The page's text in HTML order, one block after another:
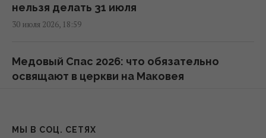
07:10 среда, 05 августа 2026
пику (карта)
06:30 среда, 05 августа 2026
некоторые города уже активно готовятся к
нельзя делать 31 июля
30 июля 2026, 18:59
Медовый Спас 2026: что обязательно
освящают в церкви на Маковея
Почему 30 июля не рекомендуется
МЫ В СОЦ. СЕТЯХ